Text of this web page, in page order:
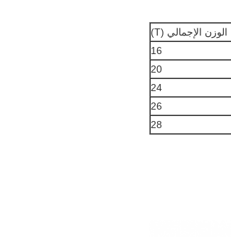
الوزن الإجمالي (T)
16
20
24
26
28